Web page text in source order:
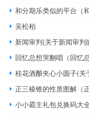
和分期乐类似的平台（
吴松柏
新闻审判(关于新闻审判
回忆总想哭翻唱（回忆
桂花酒酿夹心小圆子(
正三棱锥的性质图解（
小小霸主礼包兑换码大